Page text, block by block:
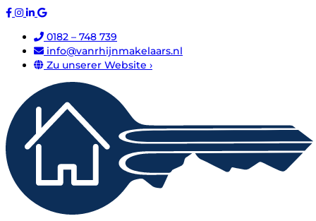
0182 – 748 739
info@vanrhijnmakelaars.nl
Zu unserer Website ›